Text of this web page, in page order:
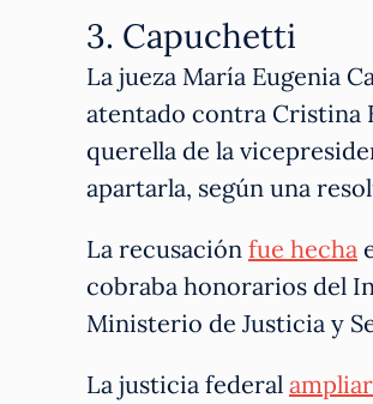
3. Capuchetti
La jueza María Eugenia
atentado contra Cristina
querella de la
apartarla, según una
La recusación fue hecha
cobraba honorarios del
Ministerio de Justicia y
La justicia federal